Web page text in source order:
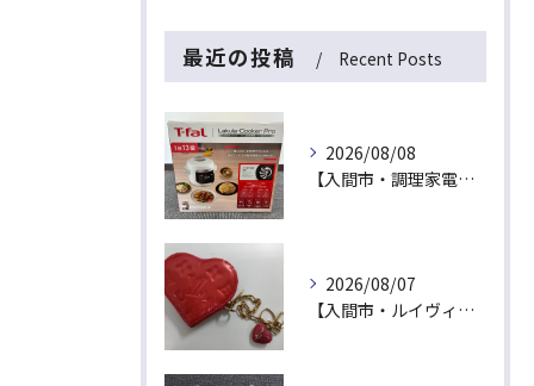
最近の投稿 Recent Posts
2026/08/08
【入間市・調理家電買取】新品未開封は最高値！ティファール「ラクラ・クッカー プロ」を出張買取でお買取！
2026/08/07
【入間市・ルイヴィトン買取】ハート型が可愛い！ヴェルニ「ポルトモネ・クール」を最高値でお買取！